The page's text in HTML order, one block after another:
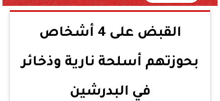
القبض على 4 أشخاص
بحوزتهم أسلحة نارية وذخائر
في البدرشين